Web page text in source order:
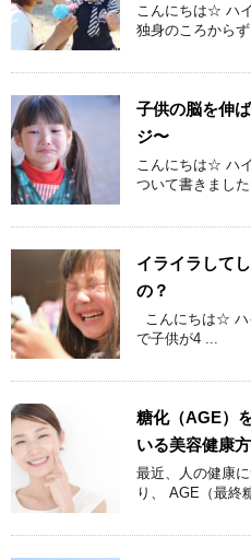
こんにちは☆ ハ
独身のころからず
子供の脳を伸
ジ〜
こんにちは☆ ハ
ついて書きました
イライラして
の？
こんにちは☆ ハ
で子供が4 ...
糖化（AGE）
いる美容健康
最近、人の健康
り、 AGE（最終